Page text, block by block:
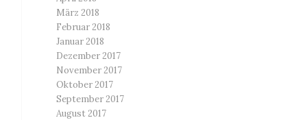
März 2018
Februar 2018
Januar 2018
Dezember 2017
November 2017
Oktober 2017
September 2017
August 2017